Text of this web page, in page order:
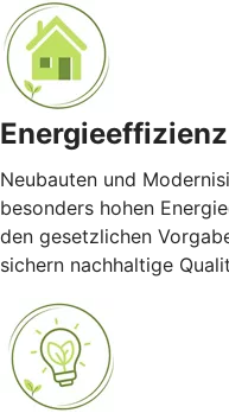
Energieeffizienz
Neubauten und
besonders hohen
den gesetzlichen
sichern nachhaltige